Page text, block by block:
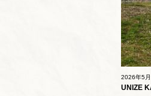
2026年5
UNIZE